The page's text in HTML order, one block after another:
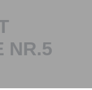
NR.5